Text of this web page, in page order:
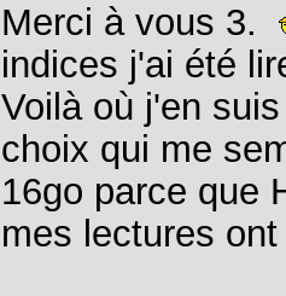
Merci à vous 3.
indices j'ai été
Voilà où j'en
choix qui me
16go parce que
mes lectures